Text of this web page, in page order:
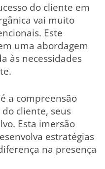
do cliente em
vai muito
Este
uma abordagem
às necessidades
a compreensão
cliente, seus
Esta imersão
estratégias
na presença